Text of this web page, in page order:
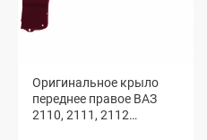
Оригинальное крыло
переднее правое ВАЗ
2110, 2111, 2112